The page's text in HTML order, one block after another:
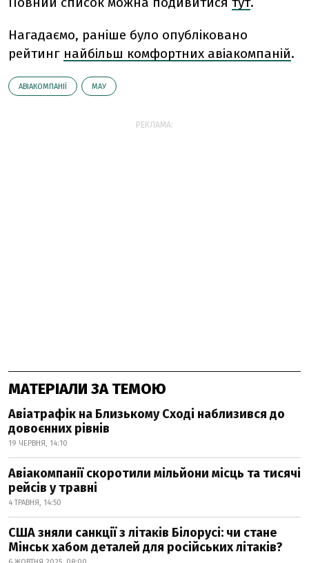
Нагадаємо, раніше було опубліковано
рейтинг найбільш комфортних авіакомпаній.
АВІАКОМПАНІЇ МАУ
РЕКЛАМА:
МАТЕРІАЛИ ЗА ТЕМОЮ
Авіатрафік на Близькому Сході наблизився до
довоєнних рівнів
19 ЧЕРВНЯ, 14:10
Авіакомпанії скоротили мільйони місць та тисячі
рейсів у травні
4 ТРАВНЯ, 14:50
США зняли санкції з літаків Білорусі: чи стане
Мінськ хабом деталей для російських літаків?